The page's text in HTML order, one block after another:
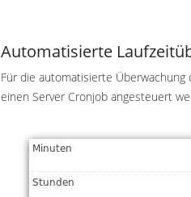
Automatisierte
Für die automatisierte
einen Server Cronjob angesteuert